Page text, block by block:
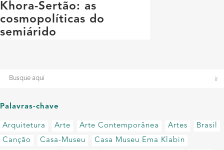
Khora-Sertão: as
cosmopolíticas do
semiárido
Palavras-chave
Arquitetura Arte Arte Contemporânea Artes
Brasil
Canção
Casa-Museu
Casa Museu Ema Klabin